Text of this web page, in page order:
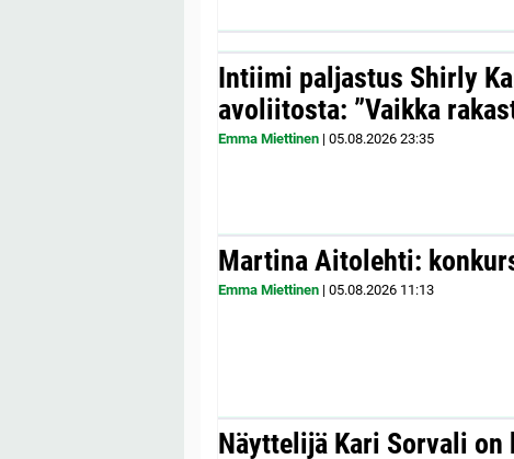
Intiimi paljastus Shirly
avoliitosta: ”Vaikka
Emma Miettinen | 05.08.2026 23:35
Martina Aitolehti:
Emma Miettinen | 05.08.2026 11:13
Näyttelijä Kari Sorvali